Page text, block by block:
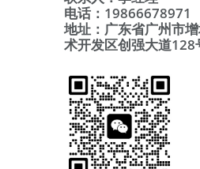
电话：19866678971
地址：广东省广州市
术开发区创强大道128